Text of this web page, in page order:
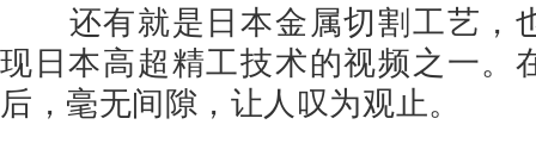
还有就是日本金属切割工艺，
现日本高超精工技术的视频之一。
后，毫无间隙，让人叹为观止。